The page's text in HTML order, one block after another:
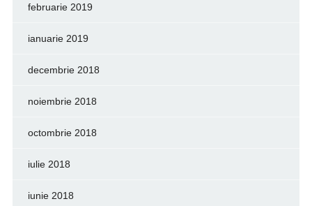
februarie 2019
ianuarie 2019
decembrie 2018
noiembrie 2018
octombrie 2018
iulie 2018
iunie 2018